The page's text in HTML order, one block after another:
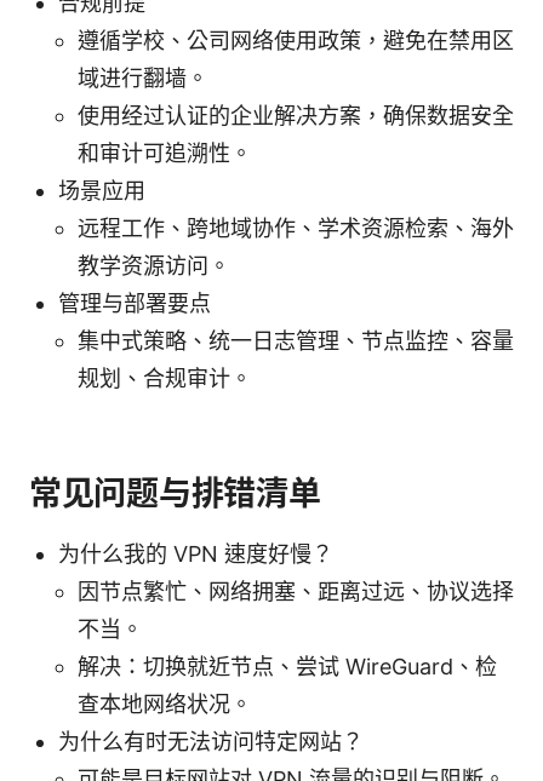
遵循学校、公司网络使用政策，避免在禁用区
域进行翻墙。
使用经过认证的企业解决方案，确保数据安全
和审计可追溯性。
场景应用
远程工作、跨地域协作、学术资源检索、海外
教学资源访问。
管理与部署要点
集中式策略、统一日志管理、节点监控、容量
规划、合规审计。
常见问题与排错清单
为什么我的 VPN 速度好慢？
因节点繁忙、网络拥塞、距离过远、协议选择
不当。
解决：切换就近节点、尝试 WireGuard、检
查本地网络状况。
为什么有时无法访问特定网站？